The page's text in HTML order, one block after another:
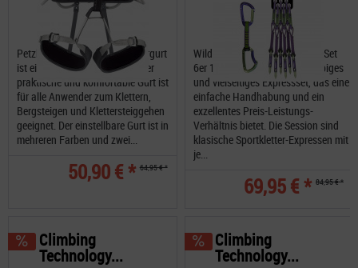
Petzl Corax Der CORAX- Klettergurt
ist ein echtes Allroundgenie: Der
praktische und komfortable Gurt ist
für alle Anwender zum Klettern,
Bergsteigen und Klettersteiggehen
geeignet. Der einstellbare Gurt ist in
mehreren Farben und zwei...
50,90 € * 64,95 € *
Wild Country Session Express-Set
6er 12cm Ein robustes, langlebiges
und vielseitiges Expressset, das eine
einfache Handhabung und ein
exzellentes Preis-Leistungs-
Verhältnis bietet. Die Session sind
klasische Sportkletter-Expressen mit
je...
69,95 € * 84,95 € *
Climbing
Technology...
Climbing
Technology...